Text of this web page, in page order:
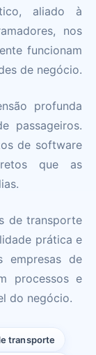
aliado à
nos
funcionam
de negócio.
profunda
passageiros.
de software
que as
de transporte
prática e
empresas de
processos e
do negócio.
transporte